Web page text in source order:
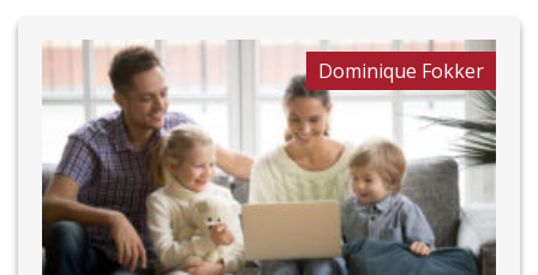
Dominique Fokker